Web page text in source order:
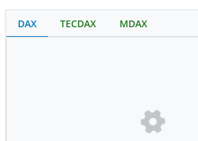
DAX TECDAX MDAX